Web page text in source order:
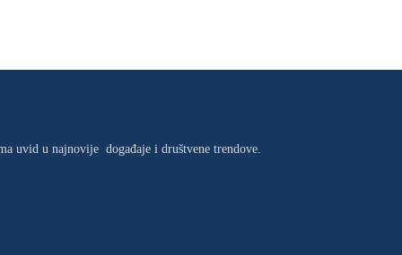
uvid u najnovije događaje i društvene trendove.